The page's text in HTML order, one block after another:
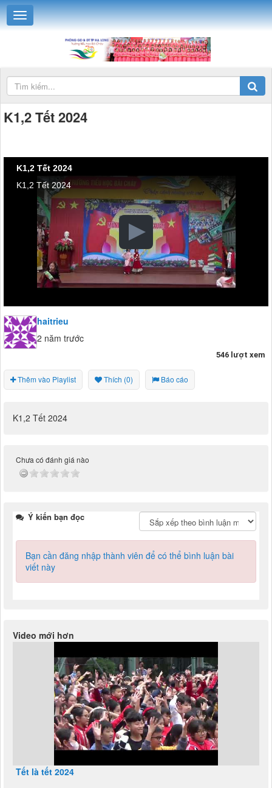
K1,2 Tết 2024
K1,2 Tết 2024
K1,2 Tết 2024
haitrieu
2 năm trước
546 lượt xem
Thêm vào Playlist Thích (0) Báo cáo
K1,2 Tết 2024
Chưa có đánh giá nào
Ý kiến bạn đọc
Bạn cần đăng nhập thành viên để có thể bình luận bài
viết này
Video mới hơn
Tết là tết 2024